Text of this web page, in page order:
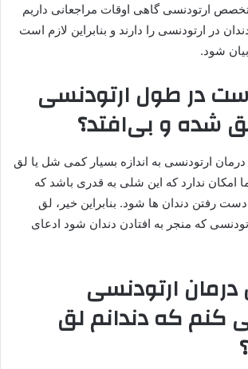
ارتودنسی گاهی اوقات مراجعانی داریم
در ارتودنسی را دارند و بنابراین لازم است
شود.
در طول ارتودنسی
شده و بی‌افتد؟
ارتودنسی به اندازه بسیار کمی شل یا لق
ندارد که این شلی به قدری باشد که
دست رفتن دندان ها شود. بنابراین خیر، لق
که منجر به افتادن دندان شود ادعای
ارتودنسی
که دندانم لق